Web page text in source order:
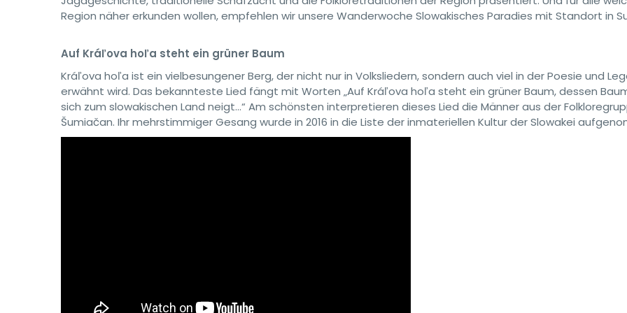
Region näher erkunden wollen, empfehlen wir unsere Wanderwoche Slowakisches Paradies mit Standort in
Auf Kráľova hoľa steht ein grüner Baum
Kráľova hoľa ist ein vielbesungener Berg, der nicht nur in Volksliedern, sondern auch viel in der Poesie und
erwähnt wird. Das bekannteste Lied fängt mit Worten „Auf Kráľova hoľa steht ein grüner Baum, dessen
sich zum slowakischen Land neigt…“ Am schönsten interpretieren dieses Lied die Männer aus der
Šumiačan. Ihr mehrstimmiger Gesang wurde in 2016 in die Liste der inmateriellen Kultur der Slowakei